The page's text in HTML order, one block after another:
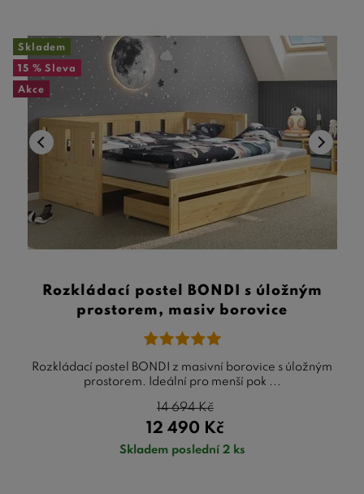
Skladem
15 % Sleva
Akce
Rozkládací postel BONDI s úložným
prostorem, masiv borovice
Rozkládací postel BONDI z masivní borovice s úložným
prostorem. Ideální pro menší pok ...
12 490 Kč
14 694Kč
Skladem poslední 2 ks